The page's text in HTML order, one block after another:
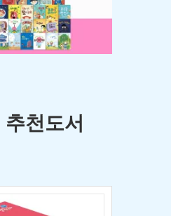
추천도서